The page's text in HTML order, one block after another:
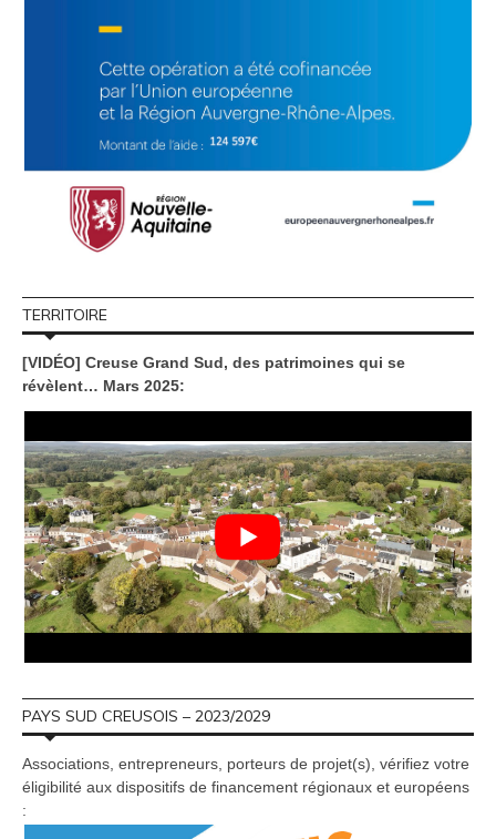
TERRITOIRE
[VIDÉO] Creuse Grand Sud, des patrimoines qui se
révèlent… Mars 2025:
PAYS SUD CREUSOIS – 2023/2029
Associations, entrepreneurs, porteurs de projet(s), vérifiez votre
éligibilité aux dispositifs de financement régionaux et européens
: